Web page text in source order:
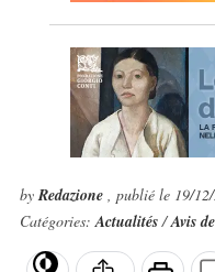
byRedazione , publié le 19/
Catégories:Actualités/Avis